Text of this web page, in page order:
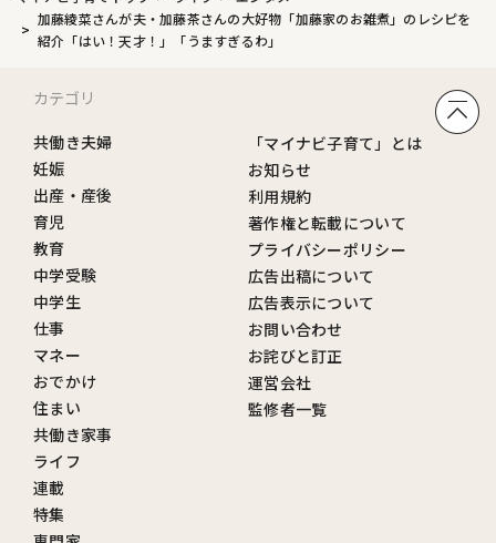
加藤綾菜さんが夫・加藤茶さんの大好物「加藤家のお雑煮」のレシピを
紹介「はい！天才！」「うますぎるわ」
カテゴリ
共働き夫婦
妊娠
出産・産後
育児
教育
中学受験
中学生
仕事
マネー
おでかけ
住まい
共働き家事
ライフ
連載
特集
「マイナビ子育て」とは
お知らせ
利用規約
著作権と転載について
プライバシーポリシー
広告出稿について
広告表示について
お問い合わせ
お詫びと訂正
運営会社
監修者一覧